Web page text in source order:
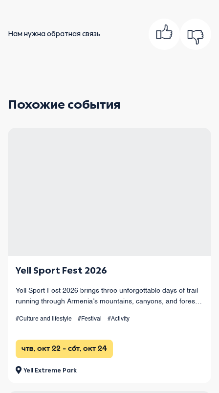
Нам нужна обратная связь
Похожие события
Yell Sport Fest 2026
Yell Sport Fest 2026 brings three unforgettable days of trail
running through Armenia’s mountains, canyons, and forests,
#Culture and lifestyle #Festival #Activity
чтв, окт 22 - сбт, окт 24
Yell Extreme Park